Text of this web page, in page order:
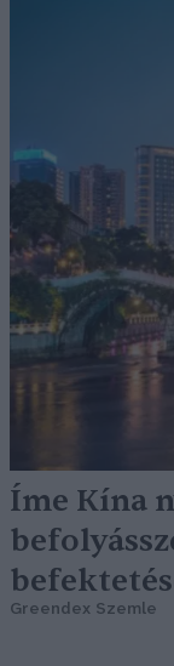
Íme Kína
Greendex Szemle